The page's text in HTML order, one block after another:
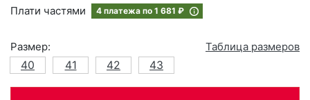
Плати частями
4 платежа по 1 681 ₽
Размер:
Таблица размеров
40
41 42 43